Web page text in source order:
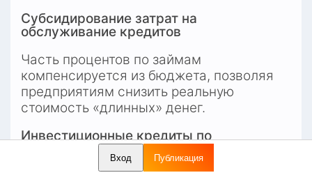
Субсидирование затрат на
обслуживание кредитов
Часть процентов по займам
компенсируется из бюджета, позволяя
предприятиям снизить реальную
стоимость «длинных» денег.
Инвестиционные кредиты по
сниженным ставкам
Система поддержки реализуется как на
Вход Публикация